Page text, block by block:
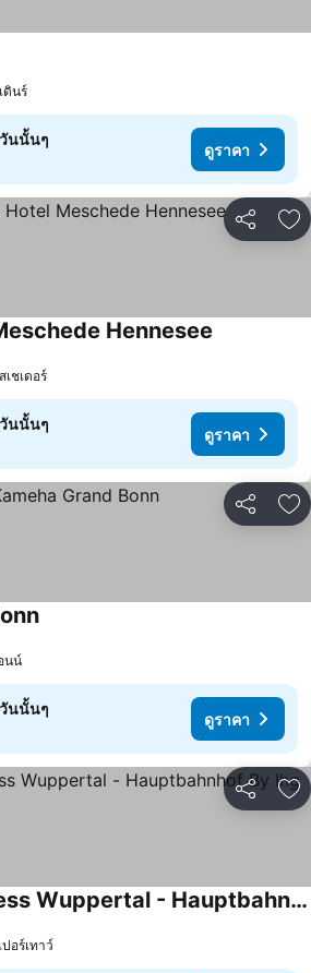
ดินร์
นนั้นๆ
ดูราคา
แชร์ เ
Hennesee
เชเดอร์
นนั้นๆ
ดูราคา
แชร์ เ
นน์
นนั้นๆ
ดูราคา
แชร์ เ
Holiday Inn Express Wuppertal - Hauptbahnhof By Ihg
ปอร์เทาว์